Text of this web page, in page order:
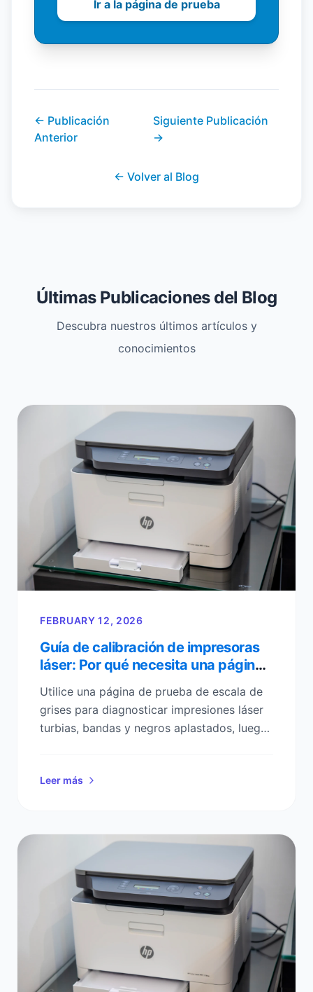
Ir a la página de prueba
← Publicación
Anterior
Siguiente Publicación
→
← Volver al Blog
Últimas Publicaciones del Blog
Descubra nuestros últimos artículos y
conocimientos
FEBRUARY 12, 2026
Guía de calibración de impresoras
láser: Por qué necesita una página
de prueba de escala de grises
Utilice una página de prueba de escala de
grises para diagnosticar impresiones láser
turbias, bandas y negros aplastados, luego
Leer más